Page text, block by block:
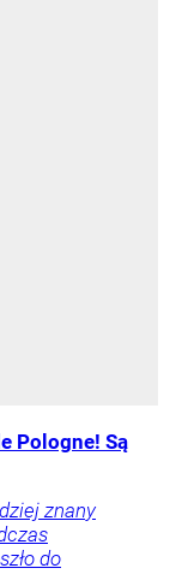
Pologne! Są
znany
do